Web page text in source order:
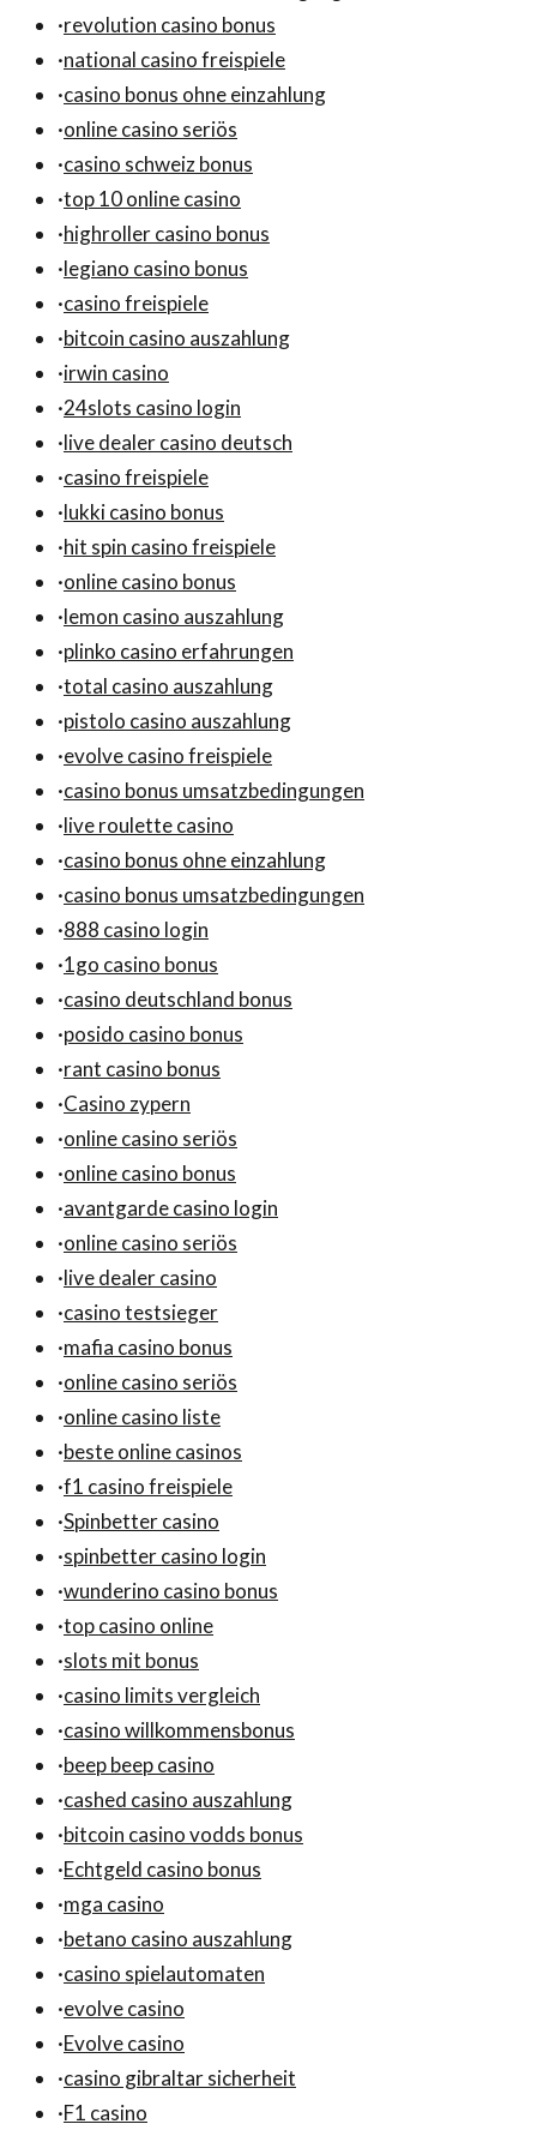
·revolution casino bonus
·national casino freispiele
·casino bonus ohne einzahlung
·online casino seriös
·casino schweiz bonus
·top 10 online casino
·highroller casino bonus
·legiano casino bonus
·casino freispiele
·bitcoin casino auszahlung
·irwin casino
·24slots casino login
·live dealer casino deutsch
·casino freispiele
·lukki casino bonus
·hit spin casino freispiele
·online casino bonus
·lemon casino auszahlung
·plinko casino erfahrungen
·total casino auszahlung
·pistolo casino auszahlung
·evolve casino freispiele
·casino bonus umsatzbedingungen
·live roulette casino
·casino bonus ohne einzahlung
·casino bonus umsatzbedingungen
·888 casino login
·1go casino bonus
·casino deutschland bonus
·posido casino bonus
·rant casino bonus
·Casino zypern
·online casino seriös
·online casino bonus
·avantgarde casino login
·online casino seriös
·live dealer casino
·casino testsieger
·mafia casino bonus
·online casino seriös
·online casino liste
·beste online casinos
·f1 casino freispiele
·Spinbetter casino
·spinbetter casino login
·wunderino casino bonus
·top casino online
·slots mit bonus
·casino limits vergleich
·casino willkommensbonus
·beep beep casino
·cashed casino auszahlung
·bitcoin casino vodds bonus
·Echtgeld casino bonus
·mga casino
·betano casino auszahlung
·casino spielautomaten
·evolve casino
·Evolve casino
·casino gibraltar sicherheit
·F1 casino